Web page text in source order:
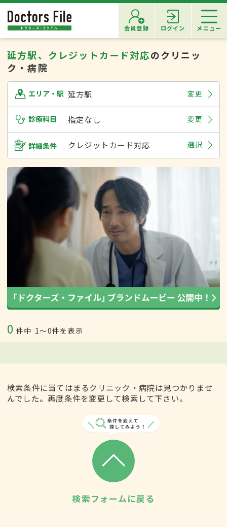
会員登録 ログイン メニュー
延方駅、クレジットカード対応のクリニッ
ク・病院
エリア・駅 延方駅 変更
診療科目 指定なし 変更
詳細条件 クレジットカード対応 選択
0 件中 1〜0件を表示
検索条件に当てはまるクリニック・病院は見つかりませ
んでした。再度条件を変更して検索して下さい。
検索フォームに戻る